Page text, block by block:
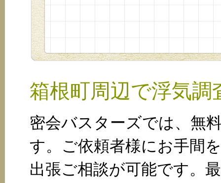
箱根町周辺で浮気
密会バスターズでは、無
す。ご依頼者様にお手間
出張ご相談が可能です。